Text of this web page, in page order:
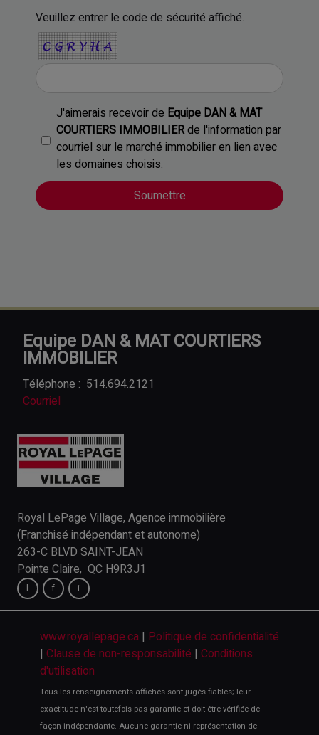
Veuillez entrer le code de sécurité affiché.
J'aimerais recevoir de Equipe DAN & MAT
COURTIERS IMMOBILIERde l'information par
courriel sur le marché immobilier en lien avec
les domaines choisis.
Equipe DAN & MAT COURTIERS
IMMOBILIER
Téléphone : 514.694.2121
Courriel
Royal LePage Village, Agence immobilière
(Franchisé indépendant et autonome)
263-C BLVD SAINT-JEAN
Pointe Claire, QC H9R3J1
www.royallepage.ca | Politique de confidentialité
| Clause de non-responsabilité | Conditions
d'utilisation
Tous les renseignements affichés sont jugés fiables; leur
exactitude n'est toutefois pas garantie et doit être vérifiée de
façon indépendante. Aucune garantie ni représentation de